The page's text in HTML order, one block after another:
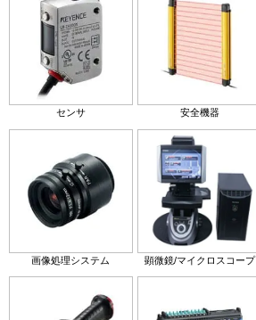
センサ 安全機器
画像処理システム 顕微鏡/マイクロスコープ